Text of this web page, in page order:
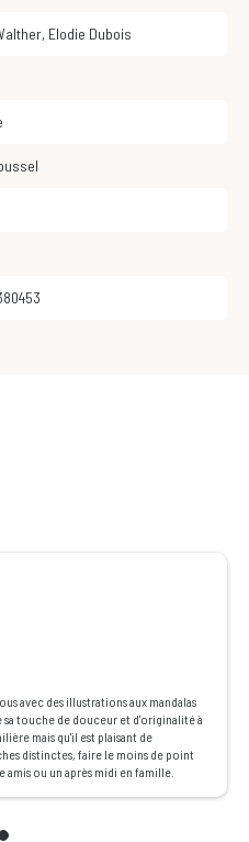
, Elodie Dubois
avec des illustrations aux mandalas
sa touche de douceur et d'originalité à
mais qu'il est plaisant de
distinctes, faire le moins de point
ou un après midi en famille.